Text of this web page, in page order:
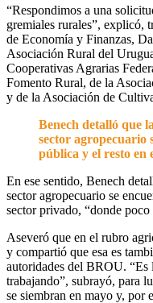
“Respondimos a una
gremiales rurales”, explicó,
de Economía y Finanzas,
Asociación Rural del
Cooperativas Agrarias
Fomento Rural, de la
y de la Asociación de
Benech detalló que
sector agropecuario
pública y el resto en
En ese sentido, Benech
sector agropecuario se
sector privado, “donde
Aseveró que en el rubro
y compartió que esa es
autoridades del BROU. “Es
trabajando”, subrayó, para
se siembran en mayo y, por